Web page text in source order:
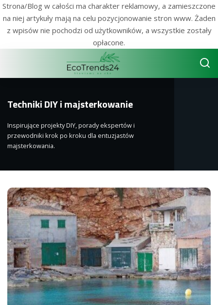
Strona/Blog w całości ma charakter reklamowy, a zamieszczone
na niej artykuły mają na celu pozycjonowanie stron www. Żaden
z wpisów nie pochodzi od użytkowników, a wszystkie zostały
opłacone.
Techniki DIY i majsterkowanie
Inspirujące projekty DIY, porady ekspertów i
przewodniki krok po kroku dla entuzjastów
majsterkowania.